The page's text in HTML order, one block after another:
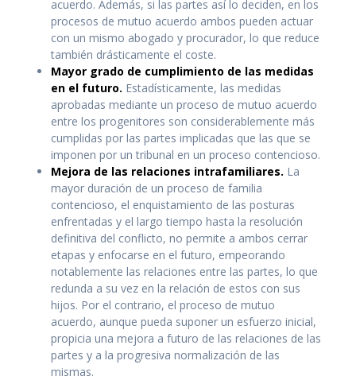
acuerdo. Además, si las partes así lo deciden, en los
procesos de mutuo acuerdo ambos pueden actuar
con un mismo abogado y procurador, lo que reduce
también drásticamente el coste.
Mayor grado de cumplimiento de las medidas
en el futuro. Estadísticamente, las medidas
aprobadas mediante un proceso de mutuo acuerdo
entre los progenitores son considerablemente más
cumplidas por las partes implicadas que las que se
imponen por un tribunal en un proceso contencioso.
Mejora de las relaciones intrafamiliares. La
mayor duración de un proceso de familia
contencioso, el enquistamiento de las posturas
enfrentadas y el largo tiempo hasta la resolución
definitiva del conflicto, no permite a ambos cerrar
etapas y enfocarse en el futuro, empeorando
notablemente las relaciones entre las partes, lo que
redunda a su vez en la relación de estos con sus
hijos. Por el contrario, el proceso de mutuo
acuerdo, aunque pueda suponer un esfuerzo inicial,
propicia una mejora a futuro de las relaciones de las
partes y a la progresiva normalización de las
mismas.